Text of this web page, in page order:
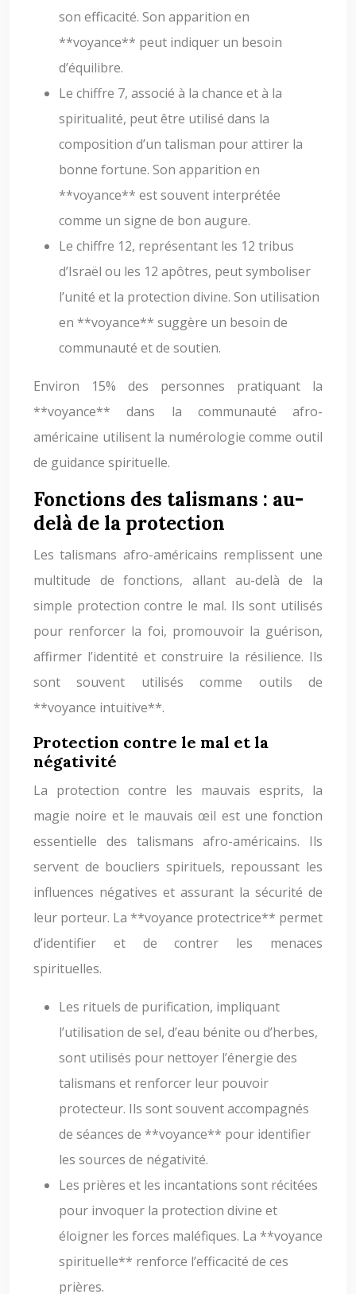
son efficacité. Son apparition en
**voyance** peut indiquer un besoin
d’équilibre.
Le chiffre 7, associé à la chance et à la
spiritualité, peut être utilisé dans la
composition d’un talisman pour attirer la
bonne fortune. Son apparition en
**voyance** est souvent interprétée
comme un signe de bon augure.
Le chiffre 12, représentant les 12 tribus
d’Israël ou les 12 apôtres, peut symboliser
l’unité et la protection divine. Son utilisation
en **voyance** suggère un besoin de
communauté et de soutien.
Environ 15% des personnes pratiquant la
**voyance** dans la communauté afro-
américaine utilisent la numérologie comme outil
de guidance spirituelle.
Fonctions des talismans : au-
delà de la protection
Les talismans afro-américains remplissent une
multitude de fonctions, allant au-delà de la
simple protection contre le mal. Ils sont utilisés
pour renforcer la foi, promouvoir la guérison,
affirmer l’identité et construire la résilience. Ils
sont souvent utilisés comme outils de
**voyance intuitive**.
Protection contre le mal et la
négativité
La protection contre les mauvais esprits, la
magie noire et le mauvais œil est une fonction
essentielle des talismans afro-américains. Ils
servent de boucliers spirituels, repoussant les
influences négatives et assurant la sécurité de
leur porteur. La **voyance protectrice** permet
d’identifier et de contrer les menaces
spirituelles.
Les rituels de purification, impliquant
l’utilisation de sel, d’eau bénite ou d’herbes,
sont utilisés pour nettoyer l’énergie des
talismans et renforcer leur pouvoir
protecteur. Ils sont souvent accompagnés
de séances de **voyance** pour identifier
les sources de négativité.
Les prières et les incantations sont récitées
pour invoquer la protection divine et
éloigner les forces maléfiques. La **voyance
spirituelle** renforce l’efficacité de ces
prières.